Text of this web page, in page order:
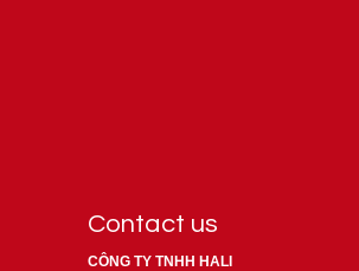
Contact us
CÔNG TY TNHH HALI